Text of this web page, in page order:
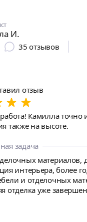
И.
35 отзывов
отзыв
дизайн интерьера. Время и качество
также на высоте.
задача
материалов,
интерьера, более
отделочных материалов,
отделка уже